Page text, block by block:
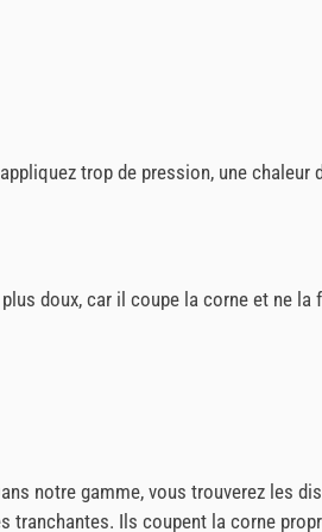
trop de pression, une
doux, car il coupe la corne et ne
notre gamme, vous trouverez les
Ils coupent la corne